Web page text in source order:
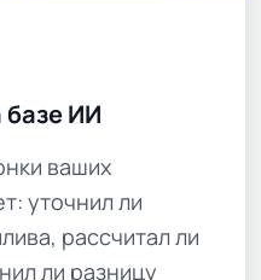
базе ИИ
ваших
уточнил ли
рассчитал ли
ли разницу